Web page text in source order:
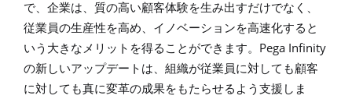
で、企業は、質の高い顧客体験を生み出すだけでなく、
従業員の生産性を高め、イノベーションを高速化すると
いう大きなメリットを得ることができます。 Pega Infinity
の新しいアップデートは、組織が従業員に対しても顧客
に対しても真に変革の成果をもたらせるよう支援しま